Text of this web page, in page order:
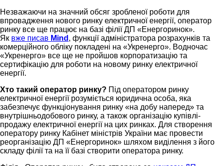
Незважаючи на значний обсяг зробленої роботи для
впровадження нового ринку електричної енергії, оператор
ринку все ще працює на базі філії ДП «Енергоринок».
Як вже писав Mind , функції адміністратора розрахунків та
комерційного обліку покладені на «Укренерго». Водночас
«Укренерго» все ще не пройшов корпоратизацію та
сертифікацію для роботи на новому ринку електричної
енергії.
Хто такий оператор ринку? Під оператором ринку
електричної енергії розуміється юридична особа, яка
забезпечує функціонування ринку «на добу наперед» та
внутрішньодобового ринку, а також організацію купівлі-
продажу електричної енергії на цих ринках. Для створення
оператору ринку Кабінет міністрів України має провести
реорганізацію ДП «Енергоринок» шляхом виділення з його
складу філії та на її базі створити оператора ринку.